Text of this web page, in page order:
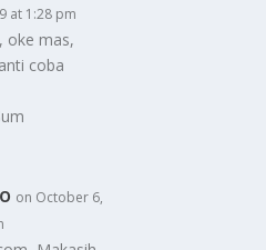
at 1:28 pm
oke mas,
coba
on October 6,